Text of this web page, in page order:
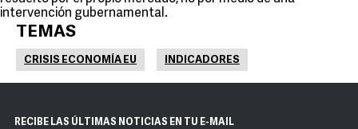
intervención gubernamental.
TEMAS
CRISIS ECONOMÍA EU INDICADORES
RECIBE LAS ÚLTIMAS NOTICIAS EN TU E-MAIL